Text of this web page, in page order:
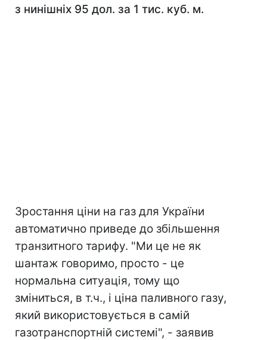
з нинішніх 95 дол. за 1 тис. куб. м.
Зростання ціни на газ для України
автоматично приведе до збільшення
транзитного тарифу. "Ми це не як
шантаж говоримо, просто - це
нормальна ситуація, тому що
зміниться, в т.ч., і ціна паливного газу,
який використовується в самій
газотранспортній системі", - заявив